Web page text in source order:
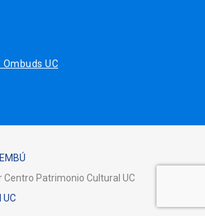
Ombuds UC
Patrimonio Cultural UC
UC